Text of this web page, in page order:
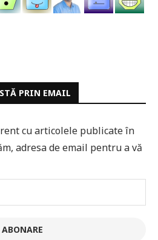
PRIN EMAIL
cu articolele publicate în
adresa de email pentru a vă
ABONARE